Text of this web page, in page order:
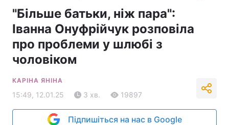
"Більше батьки, ніж пара":
Іванна Онуфрійчук розповіла
про проблеми у шлюбі з
чоловіком
КАРІНА ЯНІНА
15:49, 12.01.25 3 хв. 19897
Підпишіться на нас в Google